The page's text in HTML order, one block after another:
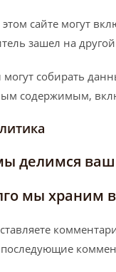
этом сайте могут
зашел на другой
могут собирать
содержимым,
делимся
мы храним